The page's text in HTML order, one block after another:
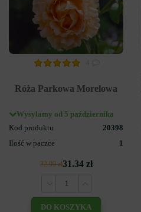
Róża Parkowa Morelowa
Wysyłamy od 5 października
Kod produktu
20398
Ilość w paczce
1
32.99 zł31.34 zł
DO KOSZYKA